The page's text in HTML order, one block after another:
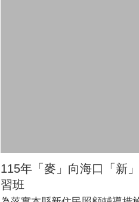
115年「麥」向海口「新
習班